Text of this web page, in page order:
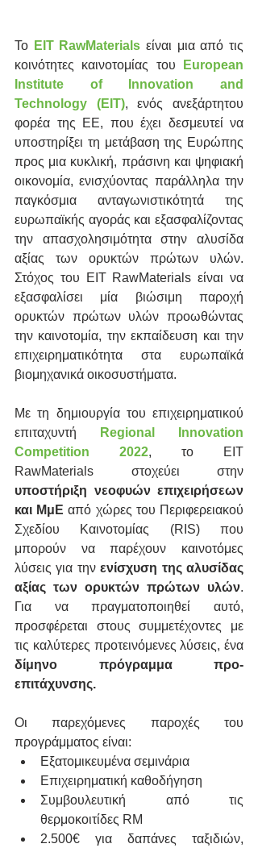
Το EIT RawMaterials είναι μια από τις
κοινότητες καινοτομίας του
European
Institute of Innovation and
Technology (EIT), ενός ανεξάρτητου
φορέα της ΕΕ, που έχει δεσμευτεί να
υποστηρίξει τη μετάβαση της Ευρώπης
προς μια κυκλική, πράσινη και ψηφιακή
οικονομία, ενισχύοντας παράλληλα την
παγκόσμια ανταγωνιστικότητά της
ευρωπαϊκής αγοράς και εξασφαλίζοντας
την απασχολησιμότητα στην αλυσίδα
αξίας των ορυκτών πρώτων υλών.
Στόχος του EIT RawMaterials είναι να
εξασφαλίσει μία βιώσιμη παροχή
ορυκτών πρώτων υλών προωθώντας
την καινοτομία, την εκπαίδευση και την
επιχειρηματικότητα στα ευρωπαϊκά
βιομηχανικά οικοσυστήματα.
Με τη δημιουργία του επιχειρηματικού
επιταχυντή
Regional Innovation
Competition 2022, το EIT
υποστήριξη νεοφυών επιχειρήσεων
και ΜμΕ από χώρες του Περιφερειακού
Σχεδίου Καινοτομίας (RIS) που
μπορούν να παρέχουν καινοτόμες
λύσεις για την ενίσχυση της αλυσίδας
αξίας των ορυκτών πρώτων υλών.
Για να πραγματοποιηθεί αυτό,
προσφέρεται στους συμμετέχοντες με
δίμηνο πρόγραμμα προ-
επιτάχυνσης.
Οι παρεχόμενες παροχές του
προγράμματος είναι:
Εξατομικευμένα σεμινάρια
Επιχειρηματική καθοδήγηση
Συμβουλευτική από τις
θερμοκοιτίδες RΜ
2.500€ για δαπάνες ταξιδιών,